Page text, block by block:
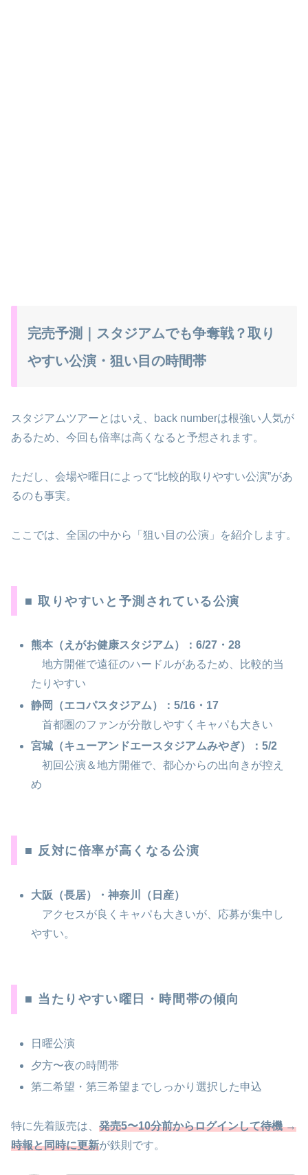
完売予測｜スタジアムでも争奪戦？取り
やすい公演・狙い目の時間帯
スタジアムツアーとはいえ、back numberは根強い人気が
あるため、今回も倍率は高くなると予想されます。
ただし、会場や曜日によって“比較的取りやすい公演”があ
るのも事実。
ここでは、全国の中から「狙い目の公演」を紹介します。
■ 取りやすいと予測されている公演
熊本（えがお健康スタジアム）：6/27・28
地方開催で遠征のハードルがあるため、比較的当
たりやすい
静岡（エコパスタジアム）：5/16・17
首都圏のファンが分散しやすくキャパも大きい
宮城（キューアンドエースタジアムみやぎ）：5/2
初回公演＆地方開催で、都心からの出向きが控え
め
■ 反対に倍率が高くなる公演
大阪（長居）・神奈川（日産）
アクセスが良くキャパも大きいが、応募が集中し
やすい。
■ 当たりやすい曜日・時間帯の傾向
日曜公演
夕方〜夜の時間帯
第二希望・第三希望までしっかり選択した申込
特に先着販売は、 発売5〜10分前からログインして待機 →
時報と同時に更新が鉄則です。